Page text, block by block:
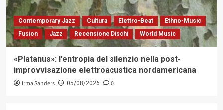
Contemporary Jazz Cultura Elettro-Beat
Ethno-Music
Fusion
Jazz Recensione Dischi World Music
«Platanus»: l’entropia del silenzio nella post-
improvvisazione elettroacustica nordamericana
Irma Sanders 05/08/2026 0